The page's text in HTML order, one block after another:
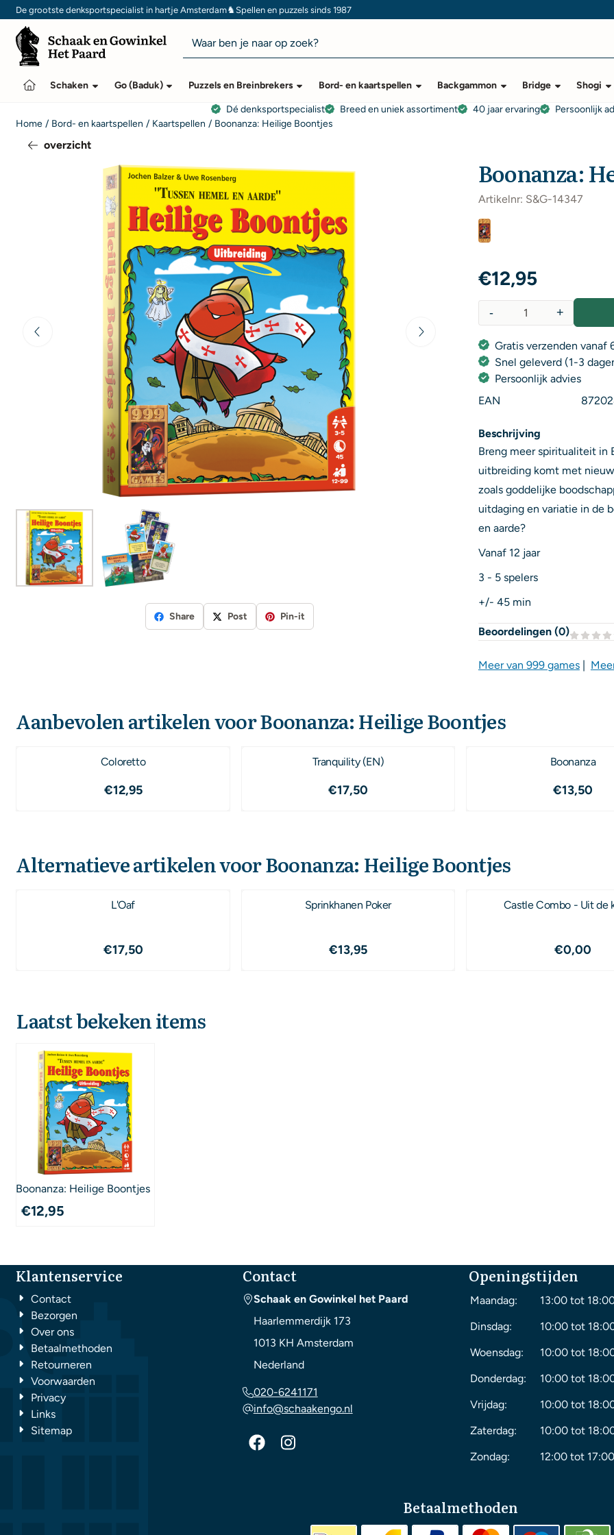
Cookievoorkeuren zijn momenteel gesloten.
De grootste denksportspecialist in hartje Amsterdam♞Spellen en puzzels sinds 1987
Zoeken
Schaken Go (Baduk) Puzzels en Breinbrekers Bord- en kaartspellen Backgammon Bridge Shogi
Dé denksportspecialist Breed en uniek assortiment 40 jaar ervaring Persoonlijk
Home / Bord- en kaartspellen / Kaartspellen / Boonanza: Heilige Boontjes
overzicht
Share Post Pin-it
Boonanza:
Artikelnr: S&G-14347
€12,95
+
-
Gratis verzenden vanaf
Snel geleverd (1-3
Persoonlijk advies
EAN
Beschrijving
Breng meer spiritualiteit in
uitbreiding komt met
zoals goddelijke
uitdaging en variatie in de
en aarde?
Vanaf 12 jaar
3 - 5 spelers
+/- 45 min
Beoordelingen (0)
Meer van 999 games|
Aanbevolen artikelen voorBoonanza: Heilige Boontjes
Coloretto
Prijs: 12,95
€12,95
Tranquility (EN)
Prijs: 17,50
€17,50
Boonanza
Prijs:
€13,50
Alternatieve artikelen voorBoonanza: Heilige Boontjes
L'Oaf
Prijs: 17,50
€17,50
Sprinkhanen Poker
Prijs: 13,95
€13,95
Castle Combo -
Prijs: 0,00
€0,00
Laatst bekeken items
Boonanza: Heilige Boontjes
€12,95
Klantenservice
Contact
Bezorgen
Over ons
Betaalmethoden
Retourneren
Voorwaarden
Privacy
Links
Sitemap
Contact
Schaak en Gowinkel het Paard
Haarlemmerdijk 173
1013 KH Amsterdam
Nederland
020-6241171
info@schaakengo.nl
Openingstijden
Maandag:
13:00 tot
Dinsdag:
10:00 tot
Woensdag:
10:00 tot
Donderdag:
10:00 tot
Vrijdag:
10:00 tot
Zaterdag:
10:00 tot
Zondag:
12:00 tot
Betaalmethoden